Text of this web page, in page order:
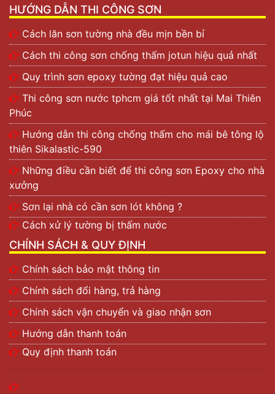
HƯỚNG DẪN THI CÔNG SƠN
Cách lăn sơn tường nhà đều mịn bền bỉ
Cách thi công sơn chống thấm jotun hiệu quả nhất
Quy trình sơn epoxy tường đạt hiệu quả cao
Thi công sơn nước tphcm giá tốt nhất tại Mai Thiên
Phúc
Hướng dẫn thi công chống thấm cho mái bê tông lộ
thiên Sikalastic-590
Những điều cần biết để thi công sơn Epoxy cho nhà
xưởng
Sơn lại nhà có cần sơn lót không ?
Cách xử lý tường bị thấm nước
CHÍNH SÁCH & QUY ĐỊNH
Chính sách bảo mật thông tin
Chính sách đổi hàng, trả hàng
Chính sách vận chuyển và giao nhận sơn
Hướng dẫn thanh toán
Quy định thanh toán